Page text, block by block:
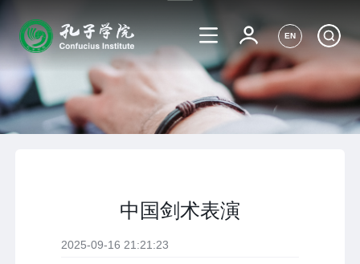
EN
中国剑术表演
2025-09-16 21:21:23